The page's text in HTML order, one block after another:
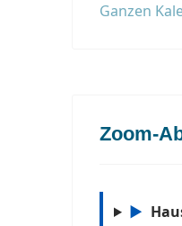
Ganzen
Zoom-
▶